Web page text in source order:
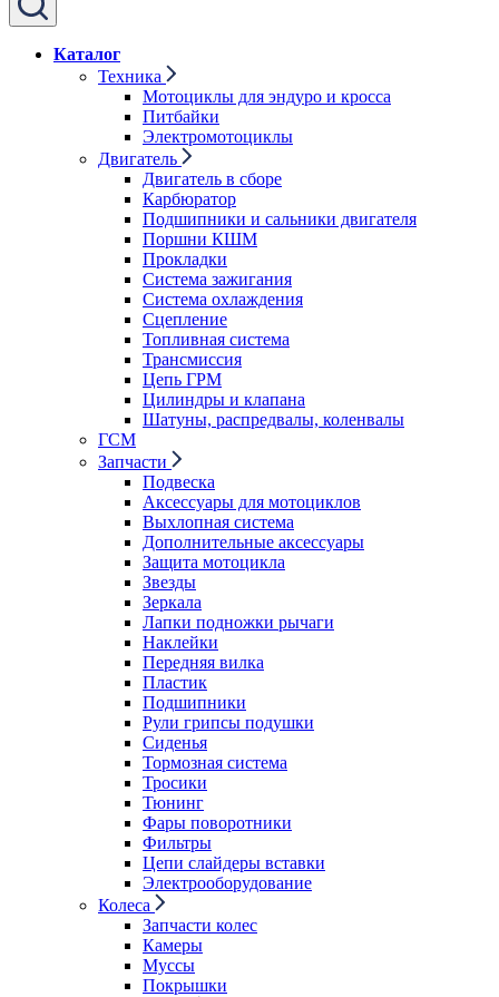
Каталог
Техника
Мотоциклы для эндуро и кросса
Питбайки
Электромотоциклы
Двигатель
Двигатель в сборе
Карбюратор
Подшипники и сальники двигателя
Поршни КШМ
Прокладки
Система зажигания
Система охлаждения
Сцепление
Топливная система
Трансмиссия
Цепь ГРМ
Цилиндры и клапана
Шатуны, распредвалы, коленвалы
ГСМ
Запчасти
Подвеска
Аксессуары для мотоциклов
Выхлопная система
Дополнительные аксессуары
Защита мотоцикла
Звезды
Зеркала
Лапки подножки рычаги
Наклейки
Передняя вилка
Пластик
Подшипники
Рули грипсы подушки
Сиденья
Тормозная система
Тросики
Тюнинг
Фары поворотники
Фильтры
Цепи слайдеры вставки
Электрооборудование
Колеса
Запчасти колес
Камеры
Муссы
Покрышки